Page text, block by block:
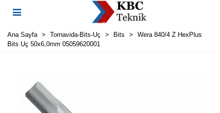
Ana Sayfa > Tornavida-Bits-Uç > Bits >
Wera 840/4 Z HexPlus
Bits Uç 50x6,0mm 05059620001